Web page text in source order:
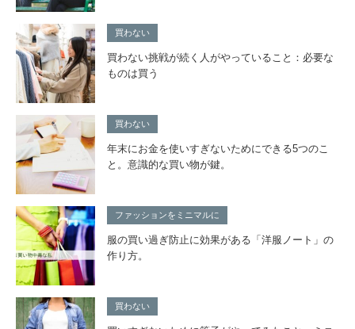
買わない
買わない挑戦が続く人がやっていること：必要な
ものは買う
買わない
年末にお金を使いすぎないためにできる5つのこ
と。意識的な買い物が鍵。
ファッションをミニマルに
服の買い過ぎ防止に効果がある「洋服ノート」の
作り方。
買わない